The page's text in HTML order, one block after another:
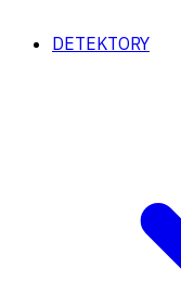
DETEKTORY